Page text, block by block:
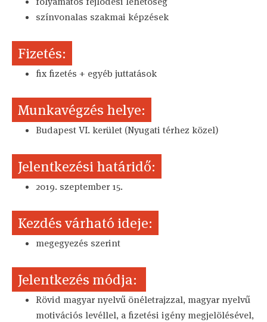
színvonalas szakmai képzések
Fizetés:
fix fizetés + egyéb juttatások
Munkavégzés helye:
Budapest VI. kerület (Nyugati térhez közel)
Jelentkezési határidő:
2019. szeptember 15.
Kezdés várható ideje:
megegyezés szerint
Jelentkezés módja:
Rövid magyar nyelvű önéletrajzzal, magyar nyelvű
motivációs levéllel, a fizetési igény megjelölésével,